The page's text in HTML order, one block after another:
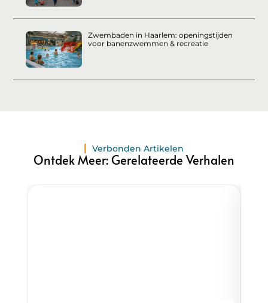
Zwembaden in Haarlem: openingstijden
voor banenzwemmen & recreatie
Verbonden Artikelen
Ontdek Meer: Gerelateerde Verhalen